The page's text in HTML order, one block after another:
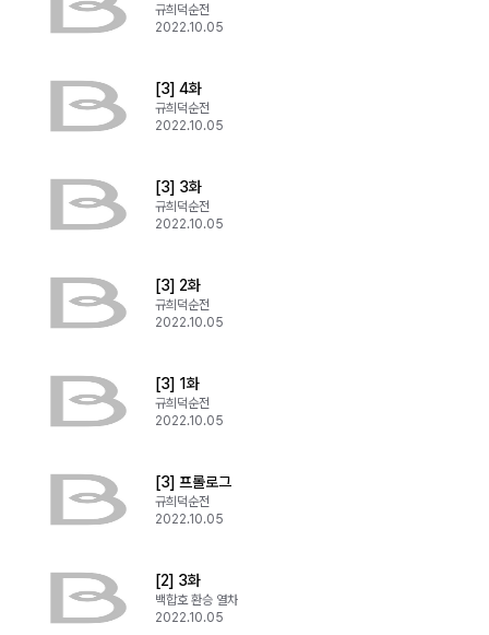
규희덕순전
2022.10.05
[3] 4화
규희덕순전
2022.10.05
[3] 3화
규희덕순전
2022.10.05
[3] 2화
규희덕순전
2022.10.05
[3] 1화
규희덕순전
2022.10.05
[3] 프롤로그
규희덕순전
2022.10.05
[2] 3화
백합호 환승 열차
2022.10.05